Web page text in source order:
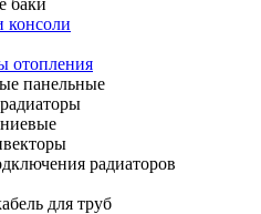
баки
отопления
панельные
радиаторов
для труб